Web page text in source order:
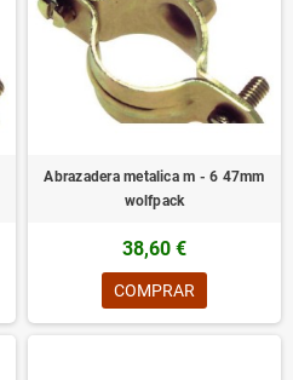
Abrazadera metalica m - 6 47mm
wolfpack
38,60 €
COMPRAR